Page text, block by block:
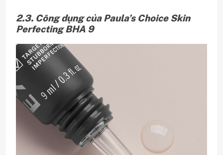
2.3. Công dụng của Paula’s Choice Skin
Perfecting BHA 9